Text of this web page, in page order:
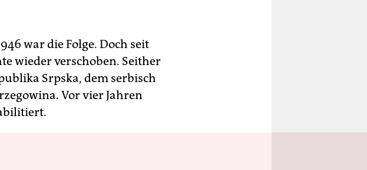
war die Folge. Doch seit
wieder verschoben. Seither
Srpska, dem serbisch
Vor vier Jahren